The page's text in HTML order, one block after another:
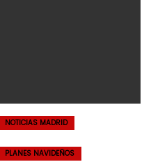
NOTICIAS MADRID
PLANES NAVIDEÑOS